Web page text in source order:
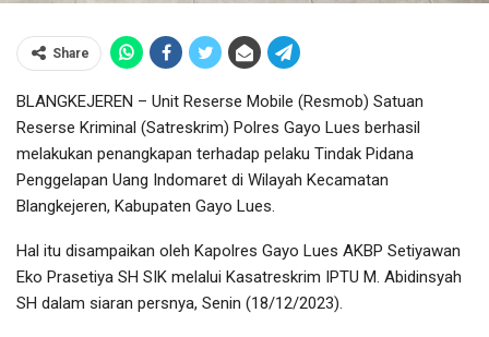
Share
BLANGKEJEREN – Unit Reserse Mobile (Resmob) Satuan
Reserse Kriminal (Satreskrim) Polres Gayo Lues berhasil
melakukan penangkapan terhadap pelaku Tindak Pidana
Penggelapan Uang Indomaret di Wilayah Kecamatan
Blangkejeren, Kabupaten Gayo Lues.
Hal itu disampaikan oleh Kapolres Gayo Lues AKBP Setiyawan
Eko Prasetiya SH SIK melalui Kasatreskrim IPTU M. Abidinsyah
SH dalam siaran persnya, Senin (18/12/2023).